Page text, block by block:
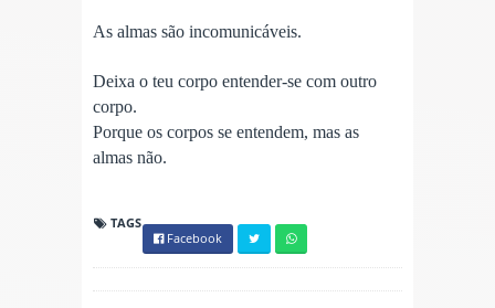
As almas são incomunicáveis.
Deixa o teu corpo entender-se com outro
corpo.
Porque os corpos se entendem, mas as
almas não.
TAGS
Facebook